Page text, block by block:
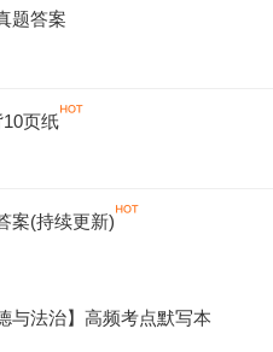
题答案
页纸
案(持续更新)
与法治】高频考点默写本